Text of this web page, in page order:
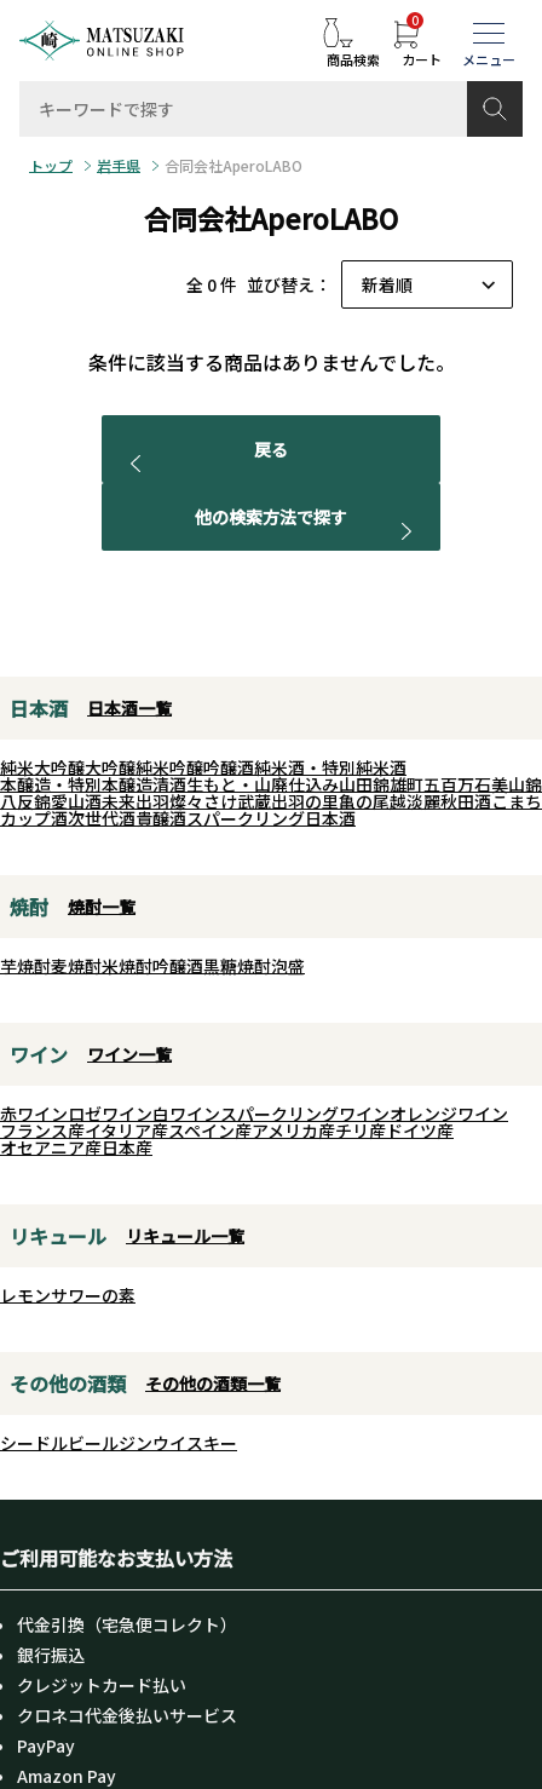
商品検索 カート
0
トップ 岩手県 合同会社AperoLABO
合同会社AperoLABO
全 0 件 並び替え：
条件に該当する商品はありませんでした。
戻る
他の検索方法で探す
日本酒 日本酒一覧
純米大吟醸大吟醸純米吟醸吟醸酒純米酒・特別純米酒
本醸造・特別本醸造清酒生もと・山廃仕込み山田錦雄町五百万石美山錦
八反錦愛山酒未来出羽燦々 さけ武蔵出羽の里亀の尾越淡麗秋田酒こまち
カップ酒次世代酒貴醸酒スパークリング日本酒
焼酎 焼酎一覧
芋焼酎麦焼酎米焼酎吟醸酒黒糖焼酎泡盛
ワイン ワイン一覧
赤ワインロゼワイン白ワインスパークリングワインオレンジワイン
フランス産イタリア産スペイン産アメリカ産チリ産 ドイツ産
オセアニア産日本産
リキュール リキュール一覧
レモンサワーの素
その他の酒類 その他の酒類一覧
シードルビールジンウイスキー
ご利用可能なお支払い方法
代金引換（宅急便コレクト）
銀行振込
クレジットカード払い
クロネコ代金後払いサービス
PayPay
Amazon Pay